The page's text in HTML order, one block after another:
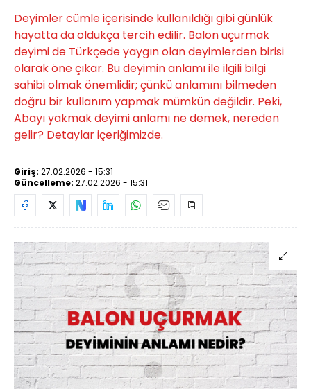
Deyimler cümle içerisinde kullanıldığı gibi günlük
hayatta da oldukça tercih edilir. Balon uçurmak
deyimi de Türkçede yaygın olan deyimlerden birisi
olarak öne çıkar. Bu deyimin anlamı ile ilgili bilgi
sahibi olmak önemlidir; çünkü anlamını bilmeden
doğru bir kullanım yapmak mümkün değildir. Peki,
Abayı yakmak deyimi anlamı ne demek, nereden
gelir? Detaylar içeriğimizde.
Giriş: 27.02.2026 - 15:31
Güncelleme: 27.02.2026 - 15:31